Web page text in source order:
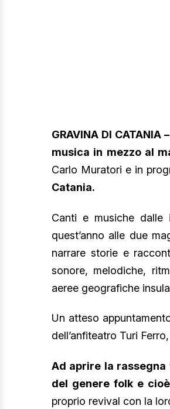
GRAVINA DI CATANIA –
musica in mezzo al
Carlo Muratori e in
Catania.
Canti e musiche dalle
quest’anno alle due
narrare storie e
sonore, melodiche,
aeree geografiche
Un atteso
dell’anfiteatro Turi
Ad aprire la rassegna
del genere folk e
proprio revival con la